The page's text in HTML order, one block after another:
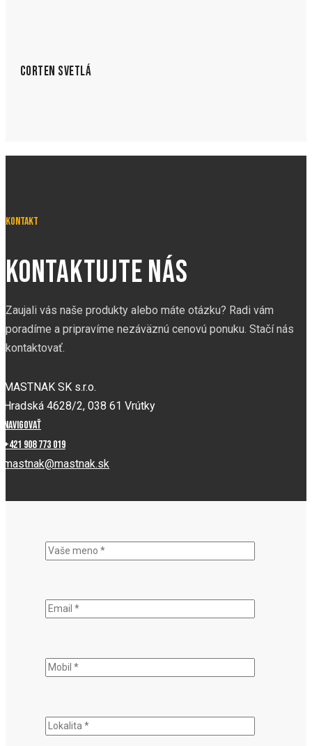
CORTEN SVETLÁ
kontakt
KONTAKTUJTE NÁS
Zaujali vás naše produkty alebo máte otázku? Radi vám
poradíme a pripravíme nezáväznú cenovú ponuku. Stačí nás
kontaktovať.
MASTNAK SK s.r.o.
Hradská 4628/2, 038 61 Vrútky
Navigovať
+421 908 773 019
mastnak@mastnak.sk